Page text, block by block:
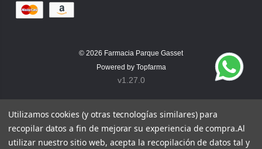
© 2026 Farmacia Parque Gasset
Powered by Topfarma
v1.27.0
Utilizamos cookies (y otras tecnologías similares) para
recopilar datos a fin de mejorar su experiencia de compra.Al
utilizar nuestro sitio web, acepta la recopilación de datos tal y